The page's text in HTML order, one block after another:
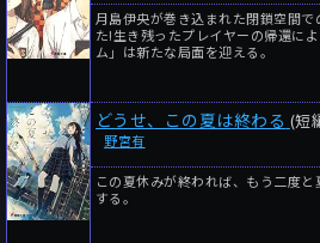
月島伊央が巻き込まれた閉鎖空間
た!生き残ったプレイヤーの帰還に
ム」は新たな局面を迎える。
どうせ、この夏は終わる (短
野宮有
この夏休みが終われば、もう二度
する。